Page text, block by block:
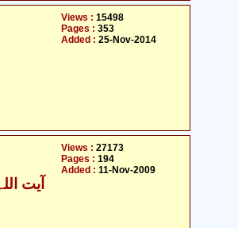
Views : 15498
Pages : 353
Added : 25-Nov-2014
Views : 27173
Pages : 194
Added : 11-Nov-2009